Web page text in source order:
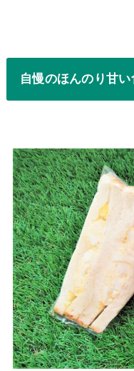
自慢のほんのり甘